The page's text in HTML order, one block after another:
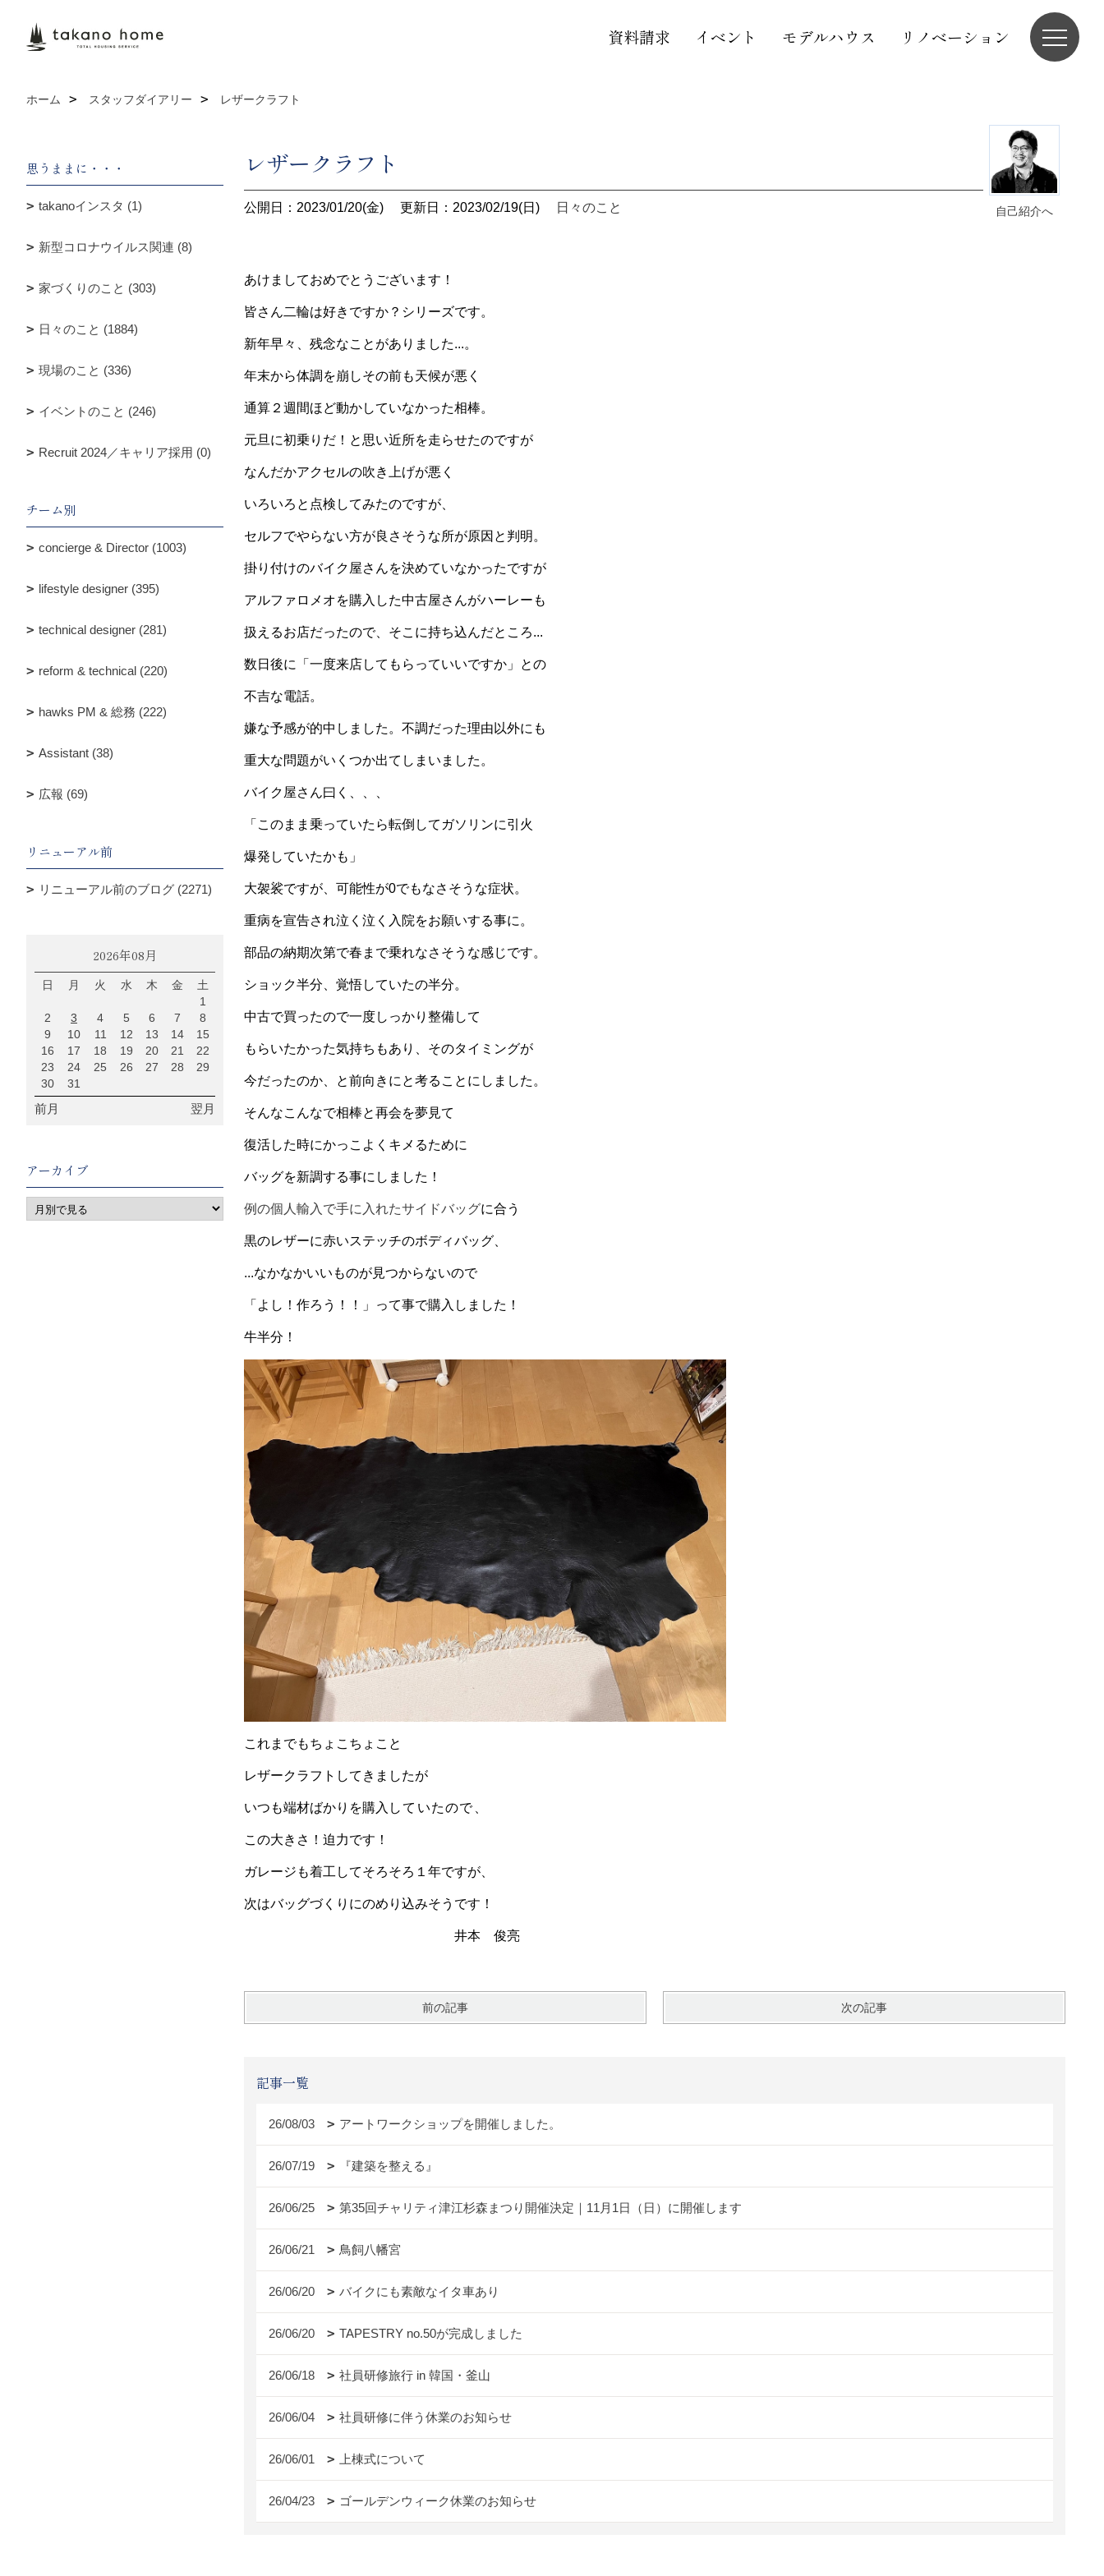
資料請求 イベント モデルハウス リノベーション
ホーム スタッフダイアリー レザークラフト
自己紹介へ
レザークラフト
公開日：2023/01/20(金) 更新日：2023/02/19(日) 日々のこと
あけましておめでとうございます！
皆さん二輪は好きですか？シリーズです。
新年早々、残念なことがありました...。
年末から体調を崩しその前も天候が悪く
通算２週間ほど動かしていなかった相棒。
元旦に初乗りだ！と思い近所を走らせたのですが
なんだかアクセルの吹き上げが悪く
いろいろと点検してみたのですが、
セルフでやらない方が良さそうな所が原因と判明。
掛り付けのバイク屋さんを決めていなかったですが
アルファロメオを購入した中古屋さんがハーレーも
扱えるお店だったので、そこに持ち込んだところ...
数日後に「一度来店してもらっていいですか」との
不吉な電話。
嫌な予感が的中しました。不調だった理由以外にも
重大な問題がいくつか出てしまいました。
バイク屋さん曰く、、、
「このまま乗っていたら転倒してガソリンに引火
爆発していたかも」
大袈裟ですが、可能性が0でもなさそうな症状。
重病を宣告され泣く泣く入院をお願いする事に。
部品の納期次第で春まで乗れなさそうな感じです。
ショック半分、覚悟していたの半分。
中古で買ったので一度しっかり整備して
もらいたかった気持ちもあり、そのタイミングが
今だったのか、と前向きにと考ることにしました。
そんなこんなで相棒と再会を夢見て
復活した時にかっこよくキメるために
バッグを新調する事にしました！
例の個人輸入で手に入れたサイドバッグに合う
黒のレザーに赤いステッチのボディバッグ、
...なかなかいいものが見つからないので
「よし！作ろう！！」って事で購入しました！
牛半分！
これまでもちょこちょこと
レザークラフトしてきましたが
いつも端材ばかりを購入 していたので、
この大きさ！迫力です！
ガレージも着工してそろそろ１年ですが、
次はバッグづくりにのめり込みそうです！
井本 俊亮
前の記事 次の記事
記事一覧
26/08/03 アートワークショップを開催しました。
26/07/19 『建築を整える』
26/06/25 第35回チャリティ津江杉森まつり開催決定｜11月1日（日）に開催します
26/06/21 鳥飼八幡宮
26/06/20 バイクにも素敵なイタ車あり
26/06/20 TAPESTRY no.50が完成しました
26/06/18 社員研修旅行 in 韓国・釜山
26/06/04 社員研修に伴う休業のお知らせ
26/06/01 上棟式について
26/04/23 ゴールデンウィーク休業のお知らせ
思うままに・・・
takanoインスタ (1)
新型コロナウイルス関連 (8)
家づくりのこと (303)
日々のこと (1884)
現場のこと (336)
イベントのこと (246)
Recruit 2024／キャリア採用 (0)
チーム別
concierge & Director (1003)
lifestyle designer (395)
technical designer (281)
reform & technical (220)
hawks PM & 総務 (222)
Assistant (38)
広報 (69)
リニューアル前
リニューアル前のブログ (2271)
2026年08月
日 月 火 水 木 金
土
1
2
3 4 5 6 7
8
9
10 11 12 13 14
15
16
17 18 19 20 21
22
23
24 25 26 27 28
29
30
31
前月 翌月
アーカイブ